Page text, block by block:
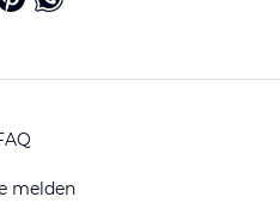
melden